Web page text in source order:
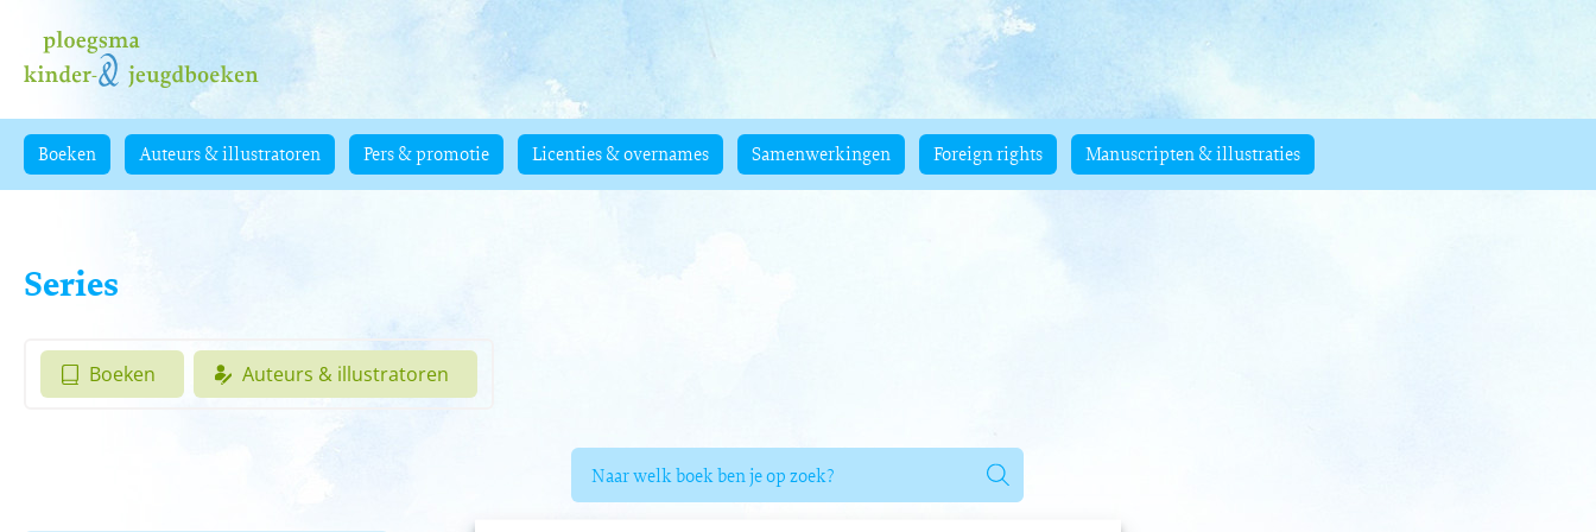
Boeken Auteurs & illustratoren Pers & promotie Licenties & overnames Samenwerkingen Foreign rights Manuscripten & illustraties
Series
Boeken Auteurs & illustratoren
naar